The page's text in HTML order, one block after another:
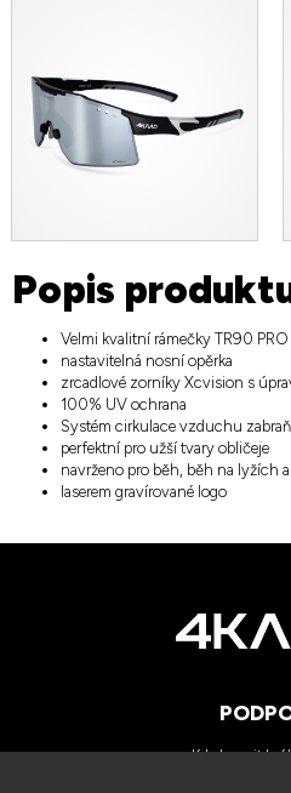
Popis
Velmi kvalitní rámečky TR90 PRO
nastavitelná nosní opěrka
zrcadlové zorníky Xcvision s
100% UV ochrana
Systém cirkulace vzduchu
perfektní pro užší tvary obličeje
navrženo pro běh, běh na lyžích
laserem gravírované logo
Kde koupit